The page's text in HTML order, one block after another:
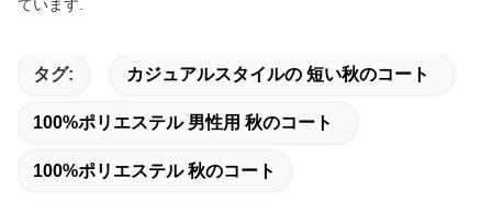
ています.
タグ: カジュアルスタイルの 短い秋のコート
100%ポリエステル 男性用 秋のコート
100%ポリエステル 秋のコート